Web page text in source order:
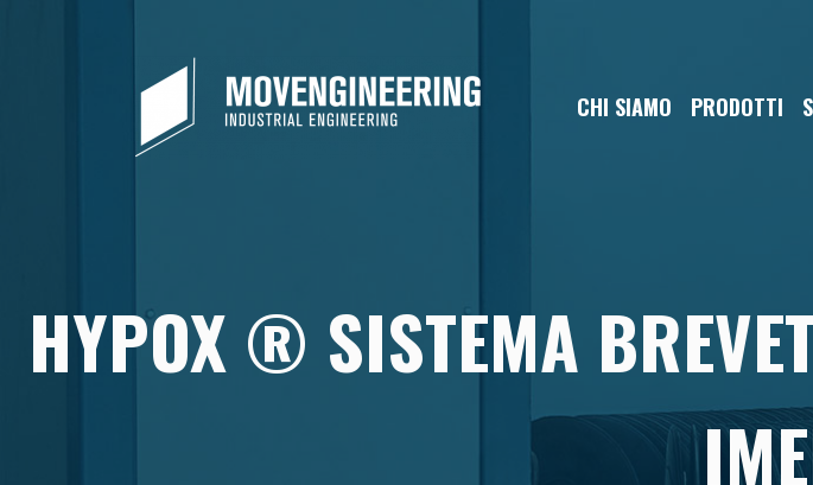
CHI SIAMO PRODOTTI
HYPOX ® SISTEMA